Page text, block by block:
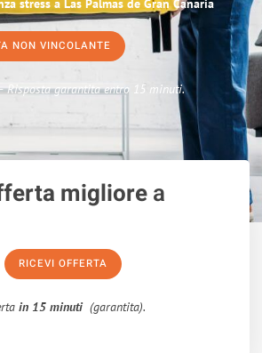
stress a Las Palmas de Gran Canaria
NON VINCOLANTE
Risposta garantita entro 15 minuti.
migliorea
RICEVI OFFERTA
in 15 minuti (garantita).